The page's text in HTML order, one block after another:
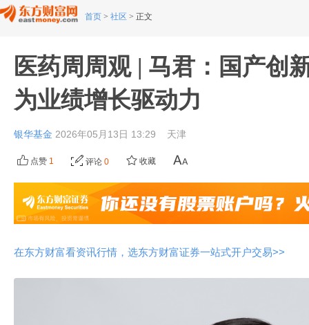
首页 > 社区 > 正文
医药周周观 | 马君：国产创
为业绩增长驱动力
银华基金 2026年05月13日 13:29 天津
点赞 1 评论 0 收藏
在东方财富看资讯行情，选东方财富证券一站式开户交易>>